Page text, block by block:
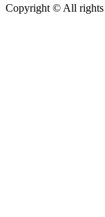
Copyright © All rights